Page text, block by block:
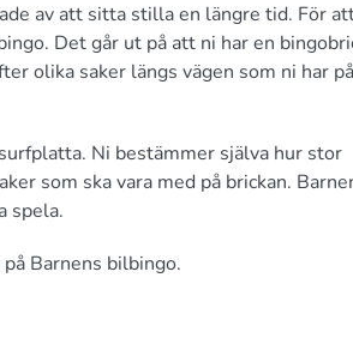
av att sitta stilla en längre tid. För
Det går ut på att ni har en
olika saker längs vägen som ni har
Ni bestämmer själva hur stor
som ska vara med på brickan.
spela.
Barnens bilbingo.